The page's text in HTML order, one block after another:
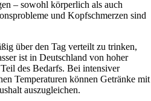
– sowohl körperlich als auch
und Kopfschmerzen sind
über den Tag verteilt zu trinken,
ist in Deutschland von hoher
des Bedarfs. Bei intensiver
Temperaturen können Getränke mit
auszugleichen.